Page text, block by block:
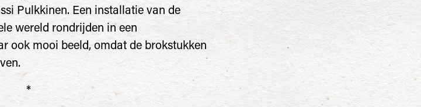
Pulkkinen. Een installatie van de
wereld rondrijden in een
ook mooi beeld, omdat de brokstukken
*